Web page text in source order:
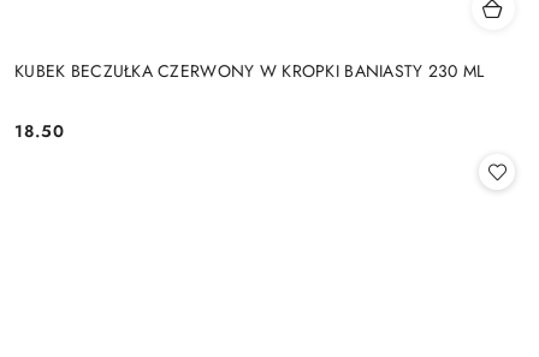
KUBEK BECZUŁKA CZERWONY W KROPKI BANIASTY 230 ML
Cena:
18.50